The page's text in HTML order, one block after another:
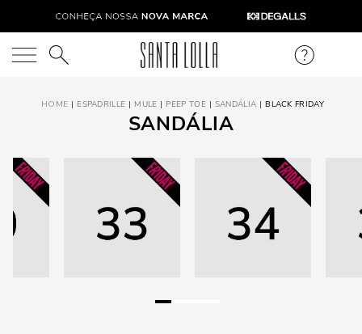
O que você está procurando?
ESPADRILLE MULE PEEP TOE SANDÁLIA BLACK FRIDAY
SANDÁLIA